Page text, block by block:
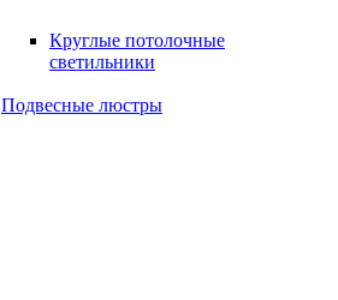
Круглые потолочные
светильники
Подвесные люстры